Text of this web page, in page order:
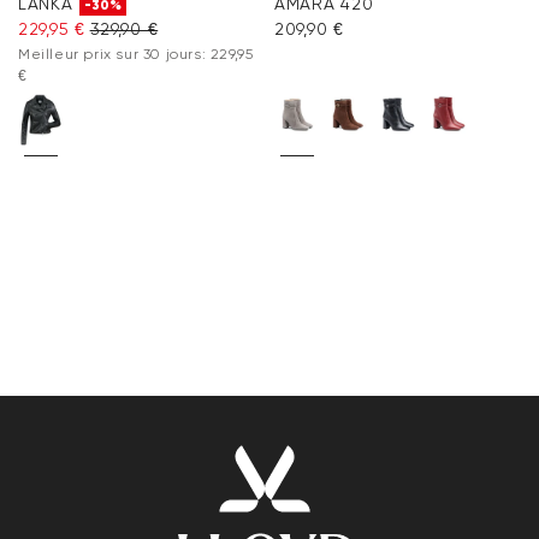
LANKA -30%
229,95 € 329,90 €
Meilleur prix sur 30 jours: 229,95
€
AMARA 420
209,90 €